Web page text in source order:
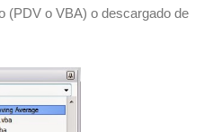
(PDV o VBA) o descargado de